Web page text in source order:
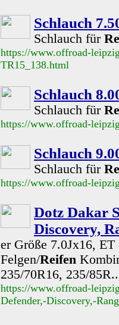
Schlauch
Schlauch für
https://www.offroad-
TR15_138.html
Schlauch
Schlauch für
https://www.offroad-
Schlauch
Schlauch für
https://www.offroad-
Dotz Dakar
Discovery,
er Größe 7.0Jx16,
Felgen/Reifen
235/70R16, 235/
https://www.offroad-
Defender,-Discovery,-